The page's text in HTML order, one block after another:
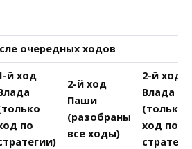
очередных ходов
й ход
по
2-й ход
Паши
(разобраны
все ходы)
2-й ход
Влада
(только
ход по